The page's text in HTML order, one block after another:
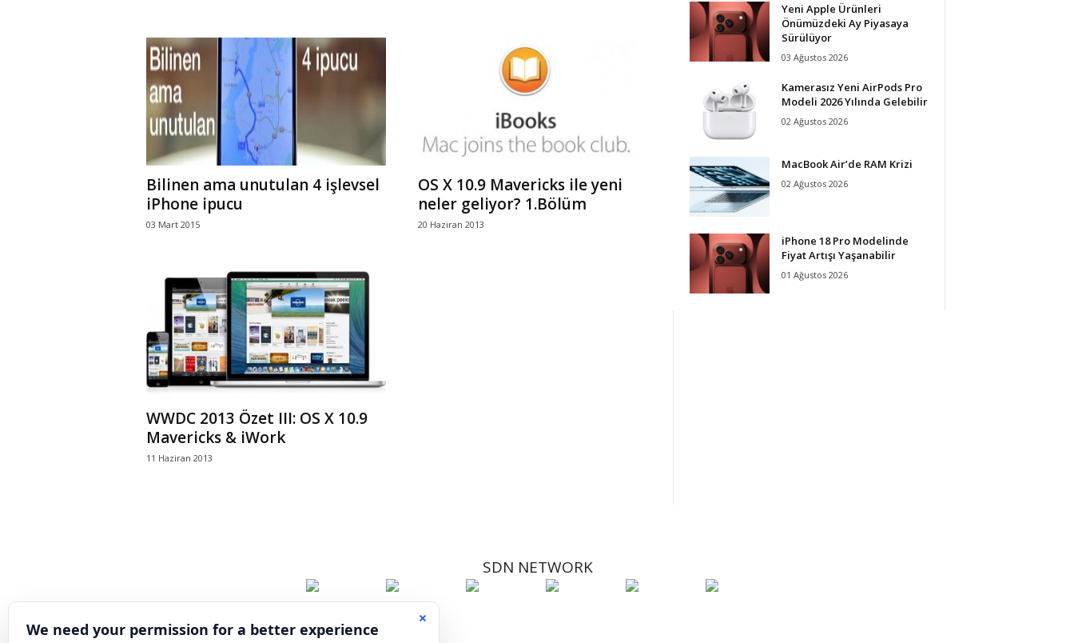
Bilinen ama unutulan 4 işlevsel
iPhone ipucu
03 Mart 2015
OS X 10.9 Mavericks ile yeni
neler geliyor? 1.Bölüm
20 Haziran 2013
WWDC 2013 Özet III: OS X 10.9
Mavericks & iWork
11 Haziran 2013
Yeni Apple Ürünleri
Önümüzdeki Ay Piyasaya
Sürülüyor
03 Ağustos 2026
Kamerasız Yeni AirPods Pro
Modeli 2026 Yılında Gelebilir
02 Ağustos 2026
MacBook Air’de RAM Krizi
02 Ağustos 2026
iPhone 18 Pro Modelinde
Fiyat Artışı Yaşanabilir
01 Ağustos 2026
SDN NETWORK